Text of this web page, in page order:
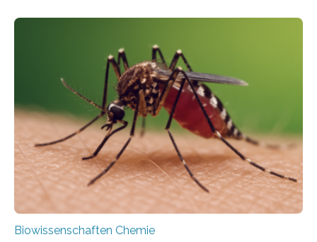
Grünalgen, die vor Hunderten von Millionen Jahren
lebten. Unter den Vorfahren sticht eine Gruppe heraus,
die noch heute in der Natur vorkommt: die
Süßwasseralge Coleochaetophyceae. Einige Arten
dieser Gruppe bilden aus Zellfäden dichte Geflechte
mit scheibenförmiger Gestalt. Was auffällig ist: Die
nächsten…
Biowissenschaften Chemie